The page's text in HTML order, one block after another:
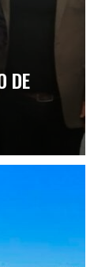
DE